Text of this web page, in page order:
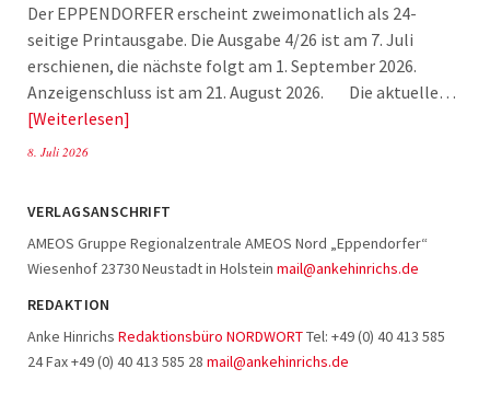
Der EPPENDORFER erscheint zweimonatlich als 24-
seitige Printausgabe. Die Ausgabe 4/26 ist am 7. Juli
erschienen, die nächste folgt am 1. September 2026.
Anzeigenschluss ist am 21. August 2026. Die aktuelle…
Weiterlesen
8. Juli 2026
VERLAGSANSCHRIFT
AMEOS Gruppe Regionalzentrale AMEOS Nord „Eppendorfer“
Wiesenhof 23730 Neustadt in Holstein mail@ankehinrichs.de
REDAKTION
Anke Hinrichs Redaktionsbüro NORDWORTTel: +49 (0) 40 413 585
24 Fax +49 (0) 40 413 585 28 mail@ankehinrichs.de